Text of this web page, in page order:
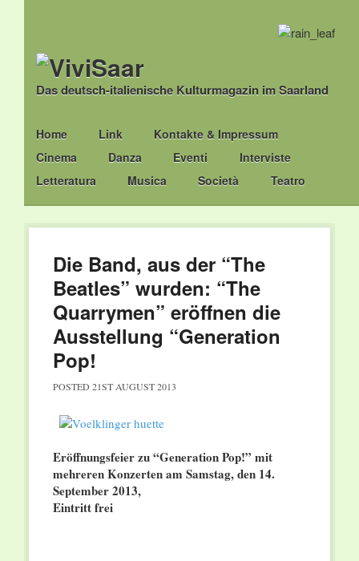
Das deutsch-italienische Kulturmagazin im Saarland
Main menu
Skip
to
content
Home Link
Kontakte & Impressum
Cinema
Danza Eventi
Interviste
Letteratura
Musica Società Teatro
Die Band, aus der “The
Beatles” wurden: “The
Quarrymen” eröffnen die
Ausstellung “Generation
Pop!
POSTED 21ST AUGUST 2013
Eröffnungsfeier zu “Generation Pop!” mit
mehreren Konzerten am Samstag, den 14.
September 2013,
Eintritt frei